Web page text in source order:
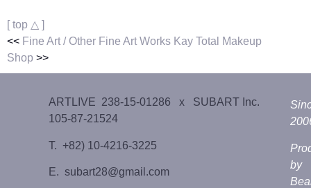
[ top △ ]
<< Fine Art / Other Fine Art Works Kay Total Makeup
Shop >>
ARTLIVE 238-15-01286 x SUBART Inc.
105-87-21524
T. +82) 10-4216-3225
E. subart28@gmail.com
by